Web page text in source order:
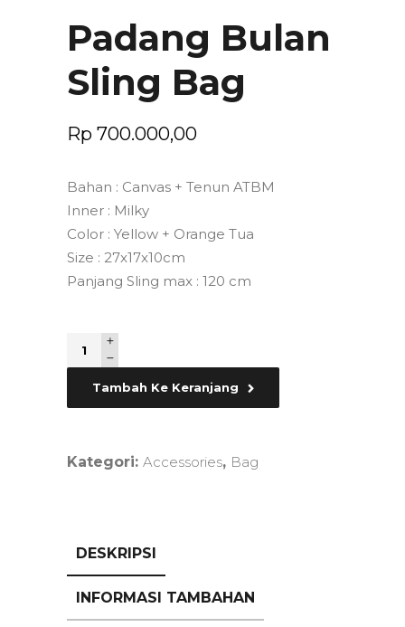
Padang Bulan
Sling Bag
Rp 700.000,00
Bahan : Canvas + Tenun ATBM
Inner : Milky
Color : Yellow + Orange Tua
Size : 27x17x10cm
Panjang Sling max : 120 cm
Quantity
Tambah Ke Keranjang
Kategori: Accessories, Bag
DESKRIPSI
INFORMASI TAMBAHAN